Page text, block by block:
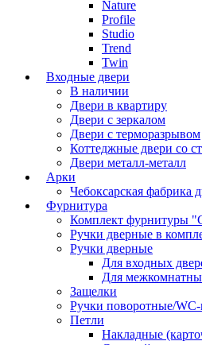
Nature
Profile
Studio
Trend
Twin
Входные двери
В наличии
Двери в квартиру
Двери с зеркалом
Двери с терморазрывом
Коттеджные двери со
Двери металл-металл
Арки
Чебоксарская фабрика
Фурнитура
Комплект фурнитуры
Ручки дверные в
Ручки дверные
Для входных
Для
Защелки
Ручки поворотные/
Петли
Накладные